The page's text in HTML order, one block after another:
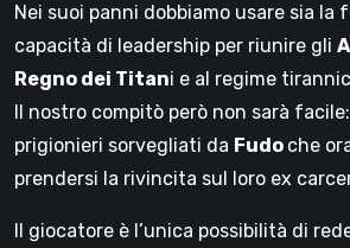
Nei suoi panni dobbiamo usare sia la
capacità di leadership per riunire gli
Regno dei Titani e al regime
Il nostro compitò però non sarà
prigionieri sorvegliati da Fudo che
prendersi la rivincita sul loro ex
Il giocatore è l’unica possibilità di